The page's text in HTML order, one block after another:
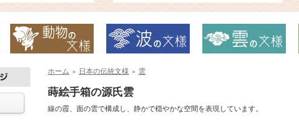
ホーム ＞ 日本の伝統文様 ＞ 雲
蒔絵手箱の源氏雲
線の霞、面の雲で構成し、静かで穏やかな空間を表現しています。